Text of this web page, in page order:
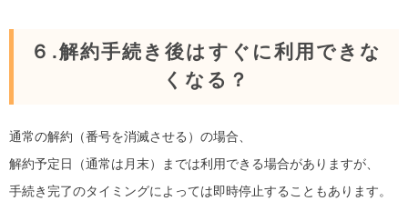
６.解約手続き後はすぐに利用できな
くなる？
通常の解約（番号を消滅させる）の場合、
解約予定日（通常は月末）までは利用できる場合がありますが、
手続き完了のタイミングによっては即時停止することもあります。